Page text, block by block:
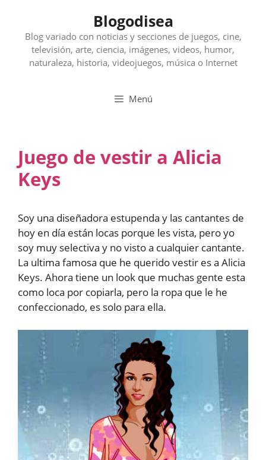
contenido
Blogodisea
Blog variado con noticias y secciones de juegos, cine,
televisión, arte, ciencia, imágenes, videos, humor,
naturaleza, historia, videojuegos, música o Internet
Menú
Juego de vestir a Alicia
Keys
Soy una diseñadora estupenda y las cantantes de
hoy en día están locas porque les vista, pero yo
soy muy selectiva y no visto a cualquier cantante.
La ultima famosa que he querido vestir es a Alicia
Keys. Ahora tiene un look que muchas gente esta
como loca por copiarla, pero la ropa que le he
confeccionado, es solo para ella.